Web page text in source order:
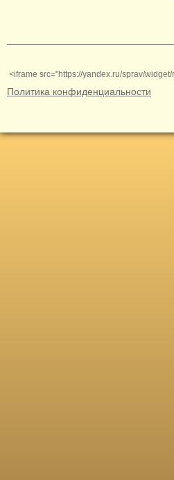
<iframe src="https://yandex.ru/sprav/
Политика конфиденциальности